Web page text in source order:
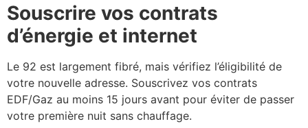
Souscrire vos contrats
d’énergie et internet
Le 92 est largement fibré, mais vérifiez l’éligibilité de
votre nouvelle adresse. Souscrivez vos contrats
EDF/Gaz au moins 15 jours avant pour éviter de passer
votre première nuit sans chauffage.